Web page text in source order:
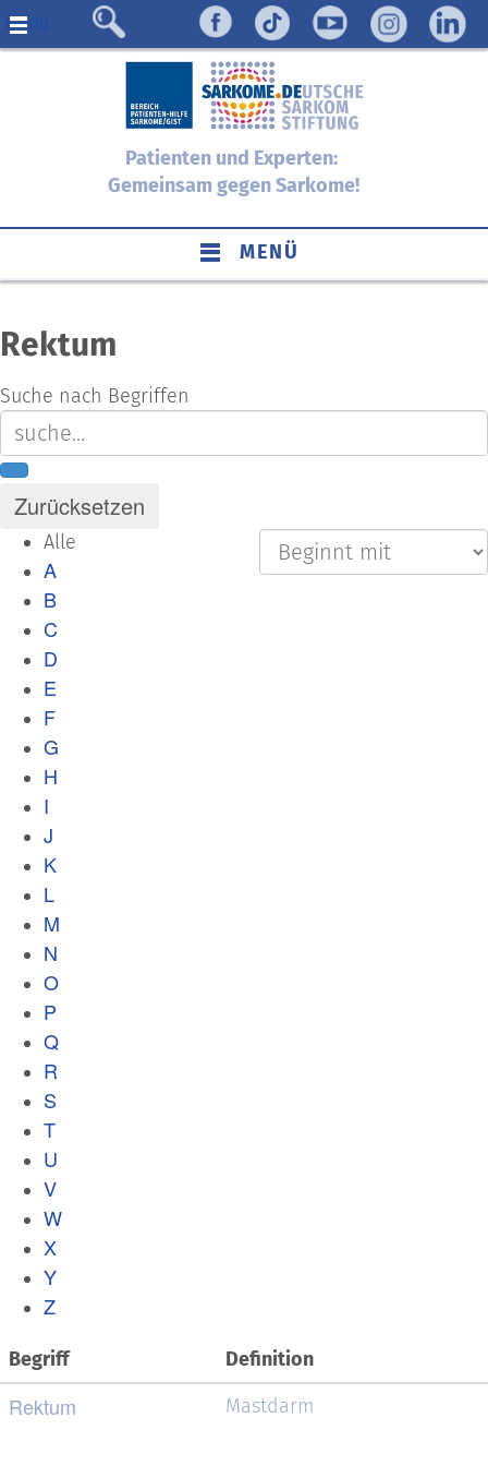
Menü
Patienten und Experten:
Gemeinsam gegen Sarkome!
MENÜ
Rektum
Suche nach Begriffen
Alle
A
B
C
D
E
F
G
H
I
J
K
L
M
N
O
P
Q
R
S
T
U
V
W
X
Y
Z
Begriff Definition
Rektum Mastdarm